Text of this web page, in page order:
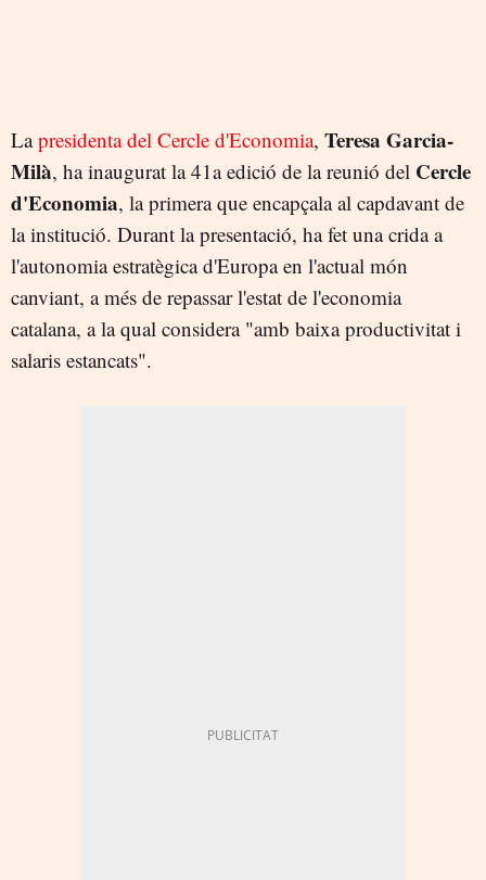
Lapresidenta del Cercle d'Economia, Teresa Garcia-
Milà, ha inaugurat la 41a edició de la reunió del Cercle
d'Economia, la primera que encapçala al capdavant de
la institució. Durant la presentació, ha fet una crida a
l'autonomia estratègica d'Europa en l'actual món
canviant, a més de repassar l'estat de l'economia
catalana, a la qual considera "amb baixa productivitat i
salaris estancats".